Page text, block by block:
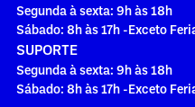
Segunda à sexta: 9h às 18h
Sábado: 8h às 17h -Exceto
SUPORTE
Segunda à sexta: 9h às 18h
Sábado: 8h às 17h -Exceto